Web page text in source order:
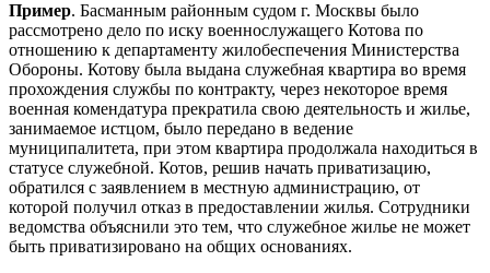
Пример. Басманным районным судом г. Москвы было
рассмотрено дело по иску военнослужащего Котова по
отношению к департаменту жилобеспечения Министерства
Обороны. Котову была выдана служебная квартира во время
прохождения службы по контракту, через некоторое время
военная комендатура прекратила свою деятельность и жилье,
занимаемое истцом, было передано в ведение
муниципалитета, при этом квартира продолжала находиться в
статусе служебной. Котов, решив начать приватизацию,
обратился с заявлением в местную администрацию, от
которой получил отказ в предоставлении жилья. Сотрудники
ведомства объяснили это тем, что служебное жилье не может
быть приватизировано на общих основаниях.